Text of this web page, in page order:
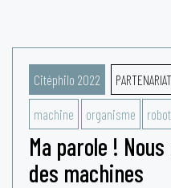
Citéphilo 2022
machine organisme robot
Ma parole !
des machines